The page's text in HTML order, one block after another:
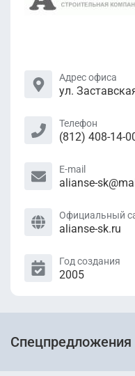
Адрес офиса
ул.
Телефон
(812) 408-14-
E-mail
alianse-
Официальный
alianse-sk.ru
Год создания
2005
Спецпредложения